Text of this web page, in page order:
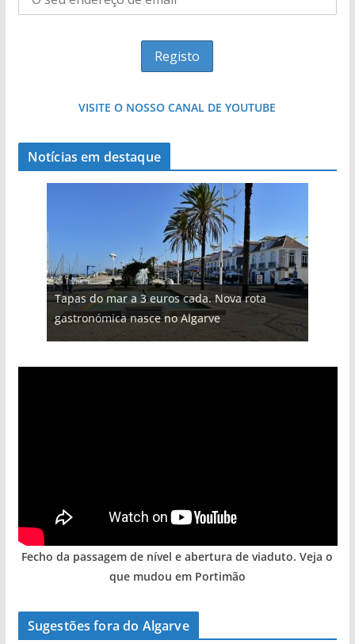
VISITE O NOSSO CANAL DE YOUTUBE
Notícias em destaque
Tapas do mar a 3 euros cada. Nova rota
gastronómica nasce no Algarve
Foto do dia: uma cidade algarvia que cresceu
entre redes e fábricas
Milagre da água. Fontes emblemáticas do
Algarve voltam a ter vida (com vídeo)
Tempestades roubam areia de praias e põem
arribas em risco no Algarve (com vídeo)
Projeto milionário: investimento de 108
milhões de euros na construção de dois
hotéis (com vídeo)
Fecho da passagem de nível e abertura de viaduto. Veja o
que mudou em Portimão
Sugestões fora do Algarve